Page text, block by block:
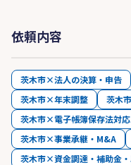
依頼内容
茨木市×法人の決算・申告
茨木市×年末調整
茨木
茨木市×電子帳簿保存法対応
茨木市×事業承継・M&A
茨木市×資金調達・補助金